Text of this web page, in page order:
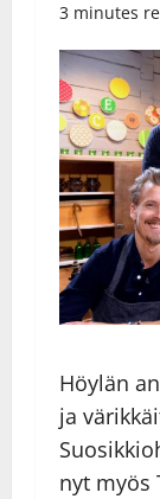
3 minutes
Höylän
ja
nyt myös